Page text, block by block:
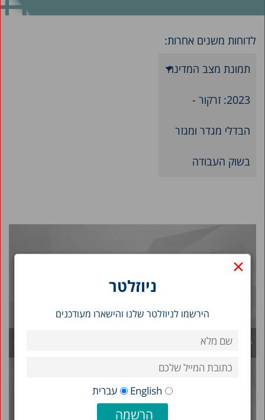
×
ניוזלטר
הירשמו לניוזלטר שלנו והישארו מעודכנים
English עברית
לדוחות משנים אחרות:
תמונת מצב המדינה
2023: זרקור -
הבדלי מגדר ומגזר
בשוק העבודה
2023
2022
2019